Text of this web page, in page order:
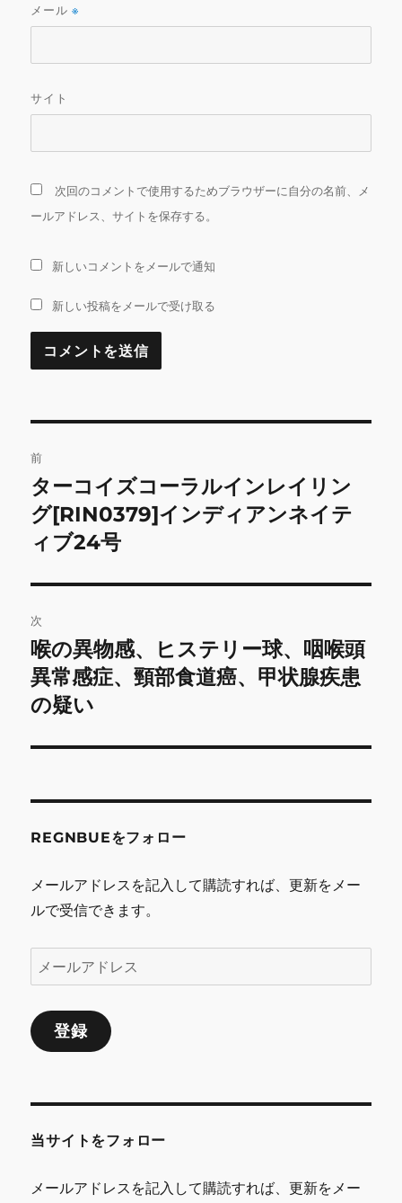
メール※
サイト
次回のコメントで使用するためブラウザーに自分の名前、メ
ールアドレス、サイトを保存する。
新しいコメントをメールで通知
新しい投稿をメールで受け取る
稿
ナ
ビ
ゲ
ー
シ
ョ
ン
前
前
の
投
ターコイズコーラルインレイリン
グ[RIN0379]インディアンネイテ
ィブ24号
次
次
の
投
喉の異物感、ヒステリー球、咽喉頭
異常感症、頸部食道癌、甲状腺疾患
の疑い
REGNBUEをフォロー
メールアドレスを記入して購読すれば、更新をメー
ルで受信できます。
ー
ル
ア
ス
登録
当サイトをフォロー
メールアドレスを記入して購読すれば、更新をメー